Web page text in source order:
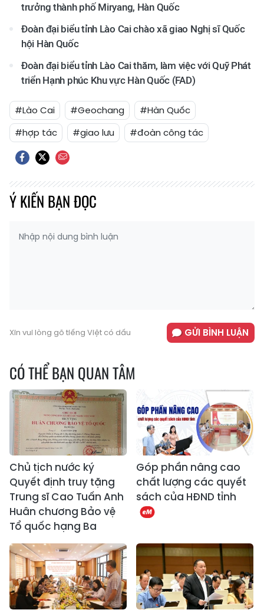
trưởng thành phố Miryang, Hàn Quốc
Đoàn đại biểu tỉnh Lào Cai chào xã giao Nghị sĩ Quốc
hội Hàn Quốc
Đoàn đại biểu tỉnh Lào Cai thăm, làm việc với Quỹ Phát
triển Hạnh phúc Khu vực Hàn Quốc (FAD)
#Lào Cai #Geochang
#Hàn Quốc
#hợp tác
#giao lưu #đoàn công tác
Ý KIẾN BẠN ĐỌC
Xin vui lòng gõ tiếng Việt có dấu GỬI BÌNH LUẬN
CÓ THỂ BẠN QUAN TÂM
Chủ tịch nước ký
Quyết định truy tặng
Trung sĩ Cao Tuấn Anh
Huân chương Bảo vệ
Tổ quốc hạng Ba
Góp phần nâng cao
chất lượng các quyết
sách của HĐND tỉnh